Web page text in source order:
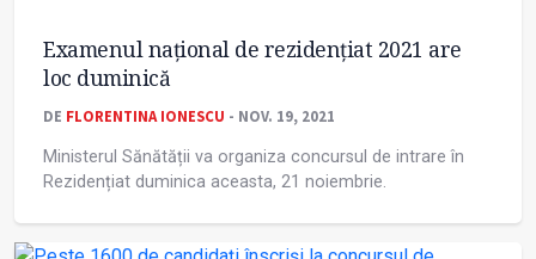
Examenul național de rezidențiat 2021 are
loc duminică
DE FLORENTINA IONESCU - NOV. 19, 2021
Ministerul Sănătății va organiza concursul de intrare în
Rezidențiat duminica aceasta, 21 noiembrie.